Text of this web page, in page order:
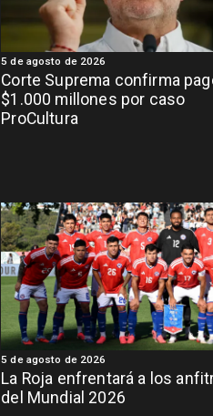
Corte Suprema confirma
$1.000 millones por caso
ProCultura
5 de agosto de 2026
La Roja enfrentará a los
del Mundial 2026
5 de agosto de 2026